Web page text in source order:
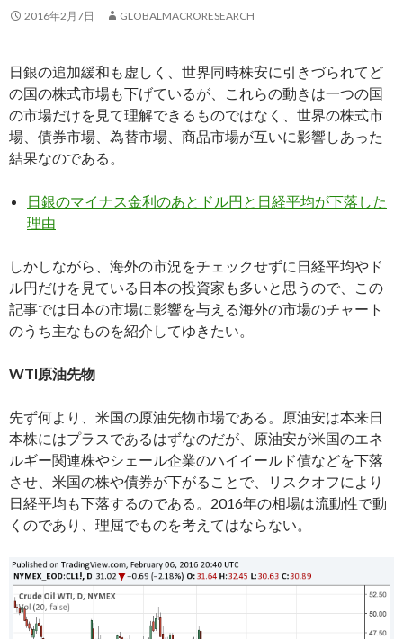
2016年2月7日 GLOBALMACRORESEARCH
日銀の追加緩和も虚しく、世界同時株安に引きづられてど
の国の株式市場も下げているが、これらの動きは一つの国
の市場だけを見て理解できるものではなく、世界の株式市
場、債券市場、為替市場、商品市場が互いに影響しあった
結果なのである。
日銀のマイナス金利のあとドル円と日経平均が下落した
理由
しかしながら、海外の市況をチェックせずに日経平均やド
ル円だけを見ている日本の投資家も多いと思うので、この
記事では日本の市場に影響を与える海外の市場のチャート
のうち主なものを紹介してゆきたい。
WTI原油先物
先ず何より、米国の原油先物市場である。原油安は本来日
本株にはプラスであるはずなのだが、原油安が米国のエネ
ルギー関連株やシェール企業のハイイールド債などを下落
させ、米国の株や債券が下がることで、リスクオフにより
日経平均も下落するのである。2016年の相場は流動性で動
くのであり、理屈でものを考えてはならない。